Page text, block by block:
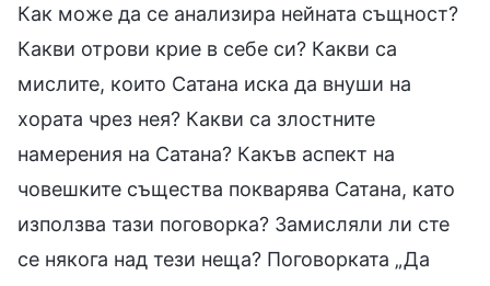
Как може да се анализира нейната същност?
Какви отрови крие в себе си? Какви са
мислите, които Сатана иска да внуши на
хората чрез нея? Какви са злостните
намерения на Сатана? Какъв аспект на
човешките същества покварява Сатана, като
използва тази поговорка? Замисляли ли сте
се някога над тези неща? Поговорката „Да